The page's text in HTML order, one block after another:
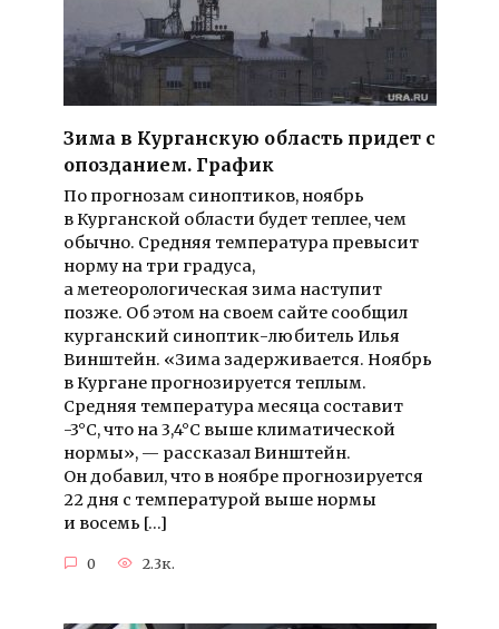
Зима в Курганскую область придет с
опозданием. График
По прогнозам синоптиков, ноябрь
в Курганской области будет теплее, чем
обычно. Средняя температура превысит
норму на три градуса,
а метеорологическая зима наступит
позже. Об этом на своем сайте сообщил
курганский синоптик-любитель Илья
Винштейн. «Зима задерживается. Ноябрь
в Кургане прогнозируется теплым.
Средняя температура месяца составит
-3°C, что на 3,4°C выше климатической
нормы», — рассказал Винштейн.
Он добавил, что в ноябре прогнозируется
22 дня с температурой выше нормы
и восемь […]
0 2.3к.